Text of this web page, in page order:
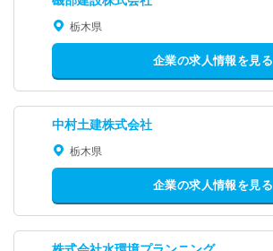
栃木県
企業の求人情報を見る
中村土建株式会社
栃木県
企業の求人情報を見る